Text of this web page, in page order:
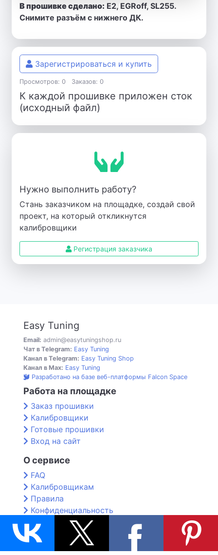
В прошивке сделано: E2, EGRoff, SL255.
Снимите разъём с нижнего ДК.
Зарегистрироваться и купить
Просмотров: 0 Заказов: 0
К каждой прошивке приложен сток
(исходный файл)
Нужно выполнить работу?
Стань заказчиком на площадке, создай свой
проект, на который откликнутся
калибровщики
Регистрация заказчика
Easy Tuning
Email: admin@easytuningshop.ru
Чат в Telegram: Easy Tuning
Канал в Telegram: Easy Tuning Shop
Канал в Max: Easy Tuning
Разработано на базе веб-платформы Falcon Space
Работа на площадке
Заказ прошивки
Калибровщики
Готовые прошивки
Вход на сайт
О сервисе
FAQ
Калибровщикам
Правила
Конфиденциальность
Контакты